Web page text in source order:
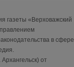
газеты «Верховажский
в сфере
от